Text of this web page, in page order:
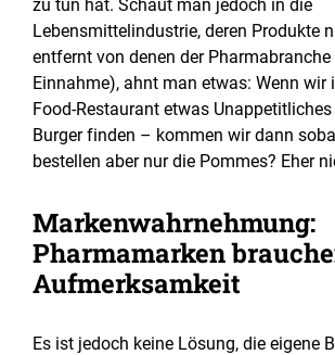
zu tun hat. Schaut man jedoch in die
Lebensmittelindustrie, deren Produkte
entfernt von denen der
Einnahme), ahnt man etwas: Wenn wir
Food-Restaurant etwas
Burger finden – kommen wir dann
bestellen aber nur die Pommes? Eher
Markenwahrnehmung:
Pharmamarken
Aufmerksamkeit
Es ist jedoch keine Lösung, die eigene